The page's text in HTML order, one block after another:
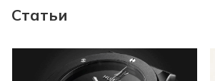
Статьи